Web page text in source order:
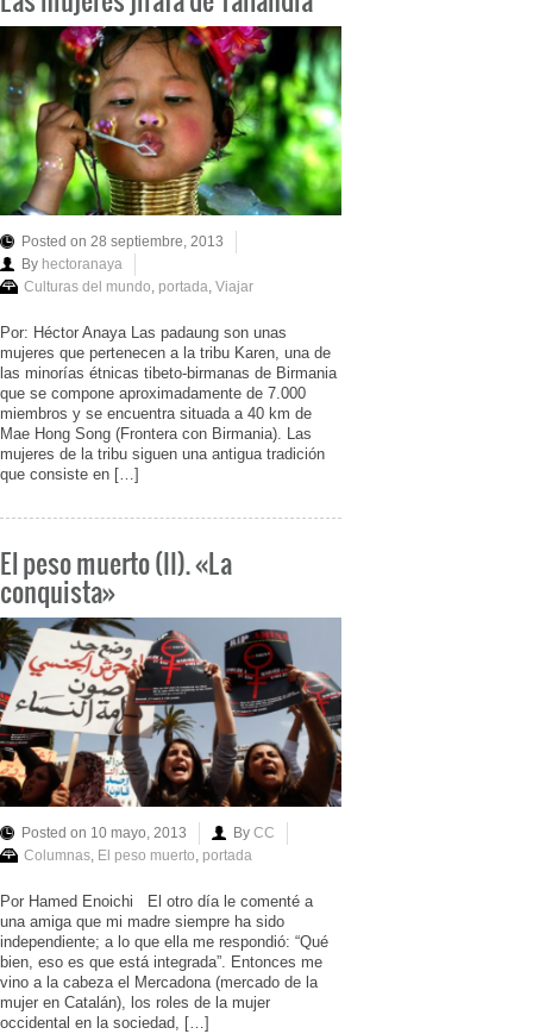
Posted on 28 septiembre, 2013
By hectoranaya
Culturas del mundo portada Viajar
Por: Héctor Anaya Las padaung son unas
mujeres que pertenecen a la tribu Karen, una de
las minorías étnicas tibeto-birmanas de Birmania
que se compone aproximadamente de 7.000
miembros y se encuentra situada a 40 km de
Mae Hong Song (Frontera con Birmania). Las
mujeres de la tribu siguen una antigua tradición
que consiste en […]
El peso muerto (II). «La
conquista»
Posted on 10 mayo, 2013 By CC
Columnas, El peso muerto, portada
Por Hamed Enoichi El otro día le comenté a
una amiga que mi madre siempre ha sido
independiente; a lo que ella me respondió: “Qué
bien, eso es que está integrada”. Entonces me
vino a la cabeza el Mercadona (mercado de la
mujer en Catalán), los roles de la mujer
occidental en la sociedad, […]